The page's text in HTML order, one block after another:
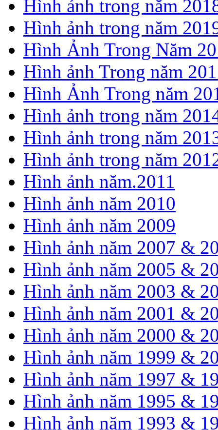
Hình ảnh trong năm
Hình ảnh trong năm
Hình Ảnh Trong Năm
Hình ảnh Trong năm
Hình Ảnh Trong năm
Hình ảnh trong năm
Hình ảnh trong năm
Hình ảnh trong năm
Hình ảnh năm.2011
Hình ảnh năm 2010
Hình ảnh năm 2009
Hình ảnh năm 2007 &
Hình ảnh năm 2005 &
Hình ảnh năm 2003 &
Hình ảnh năm 2001 &
Hình ảnh năm 2000 &
Hình ảnh năm 1999 &
Hình ảnh năm 1997 &
Hình ảnh năm 1995 &
Hình ảnh năm 1993 &